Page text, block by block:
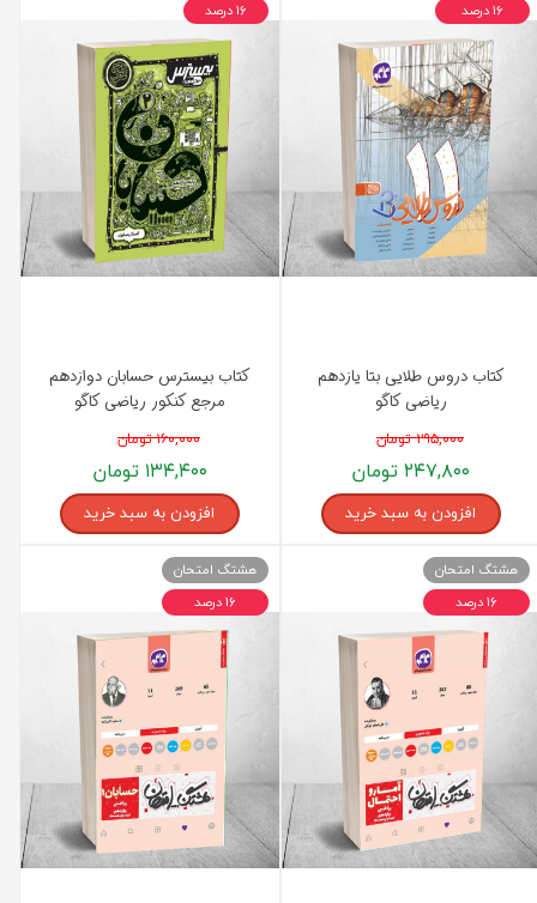
کتاب دروس طلایی بتا یازدهم
ریاضی کاگو
۲۹۵,۰۰۰ تومان
۲۴۷,۸۰۰ تومان
افزودن به سبد خرید
۱۶ درصد
کتاب بیسترس حسابان دوازدهم
مرجع کنکور ریاضی کاگو
۱۶۰,۰۰۰ تومان
۱۳۴,۴۰۰ تومان
افزودن به سبد خرید
۱۶ درصد
هشتگ امتحان
۱۶ درصد
هشتگ امتحان
۱۶ درصد